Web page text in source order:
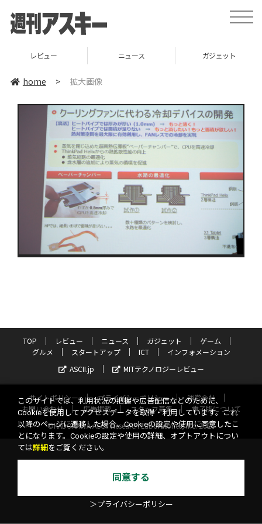
toggle
レビュー ニュース ガジェット
home > 拡大画像
TOP レビュー ニュース ガジェット
ゲーム
グルメ
スタートアップ ICT
インフォメーション
ASCII.jp
MITテクノロジーレビュー
サイトポリシー プライバシーポリシー
運営会社
お問い合わせ
広告掲載 スタッフ募集
電子版について
©KADOKAWA ASCII Research Laboratories, Inc. 2026
このサイトでは、利用状況の把握や広告配信などのために、
Cookieを使用してアクセスデータを取得・利用しています。これ
以降のページに遷移した場合、Cookieの設定や使用に同意したこ
とになります。Cookieの設定や使用の詳細、オプトアウトについ
ては詳細 をご覧ください。
同意する
＞プライバシーポリシー